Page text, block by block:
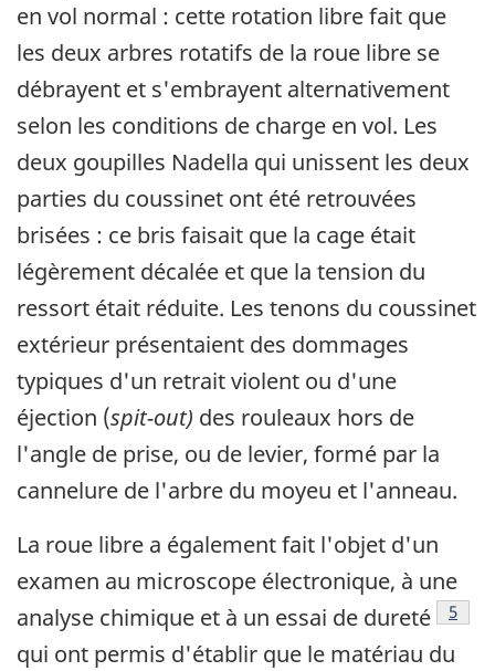
en vol normal : cette rotation libre fait que
les deux arbres rotatifs de la roue libre se
débrayent et s'embrayent alternativement
selon les conditions de charge en vol. Les
deux goupilles Nadella qui unissent les deux
parties du coussinet ont été retrouvées
brisées : ce bris faisait que la cage était
légèrement décalée et que la tension du
ressort était réduite. Les tenons du coussinet
extérieur présentaient des dommages
typiques d'un retrait violent ou d'une
éjection (spit-out) des rouleaux hors de
l'angle de prise, ou de levier, formé par la
cannelure de l'arbre du moyeu et l'anneau.
La roue libre a également fait l'objet d'un
examen au microscope électronique, à une
analyse chimique et à un essai de dureté
Note
5
qui ont permis d'établir que le matériau du